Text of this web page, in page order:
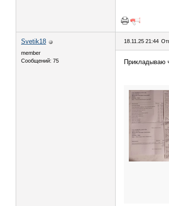
Svetik18
member
Сообщений: 75
18.11.25 21:44
Прикладываю